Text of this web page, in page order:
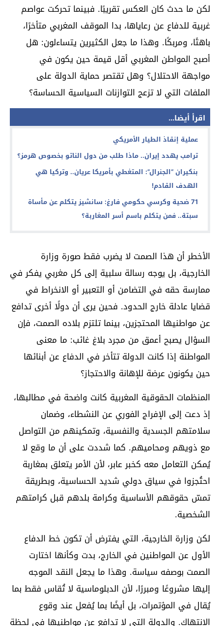
لكن ما حدث كان العكس تقريبًا. فبينما تحركت عواصم
غربية للدفاع عن رعاياها، بدا الموقف المغربي متأخرًا،
باهتًا، ومربكًا. وهذا ما جعل الكثيرين يتساءلون: هل
أصبح المواطن المغربي أقل قيمة حين يكون في
مواجهة الاحتلال؟ وهل تقتصر حماية الدولة على
الملفات التي لا تزعج التوازنات السياسية الحساسة؟
اقرأ أيضا...
عملية إنقاذ الطيار الأمريكي
ترامب يهدد إيران.. ماذا طلب من دول الناتو بخصوص هرمز؟
بنكيران “الجنرال”: المتغطي بأمريكا عريان.. وتركيا هي
الهدف القادم!
71 ضحية وكرسي حكومي فارغ: سانشيز يتكلم عن مأساة
سبتة.. فمن يتكلم باسم أسر المغاربة؟
الأخطر أن هذا الصمت لا يضرب فقط صورة وزارة
الخارجية، بل يوجه رسالة سلبية إلى كل مغربي يفكر في
ممارسة حقه في التضامن أو التعبير أو الانخراط في
قضايا عادلة خارج الحدود. فحين يرى أن دولًا أخرى تدافع
عن مواطنيها المحتجزين، بينما تلتزم بلاده الصمت، فإن
السؤال يصبح أعمق من مجرد بلاغ غائب: ما معنى
المواطنة إذا كانت الدولة تتأخر في الدفاع عن أبنائها
حين يكونون عرضة للإهانة والاحتجاز؟
المنظمات الحقوقية المغربية كانت واضحة في مطالبها،
إذ دعت إلى الإفراج الفوري عن النشطاء، وضمان
سلامتهم الجسدية والنفسية، وتمكينهم من التواصل
مع ذويهم ومحاميهم. كما شددت على أن ما وقع لا
يُمكن التعامل معه كخبر عابر، لأن الأمر يتعلق بمغاربة
احتُجزوا في سياق دولي شديد الحساسية، وبطريقة
تمسّ حقوقهم الأساسية وكرامة بلدهم قبل كرامتهم
الشخصية.
لكن وزارة الخارجية، التي يفترض أن تكون خط الدفاع
الأول عن المواطنين في الخارج، بدت وكأنها اختارت
الصمت بوصفه سياسة. وهذا ما يجعل النقد الموجه
إليها مشروعًا ومبررًا، لأن الدبلوماسية لا تُقاس فقط بما
يُقال في المؤتمرات، بل أيضًا بما يُفعل عند وقوع
الانتهاك. والدولة التي لا تدافع عن مواطنيها في لحظة